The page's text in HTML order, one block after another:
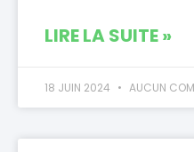
LIRE LA SUITE »
18 JUIN 2024 AUCUN